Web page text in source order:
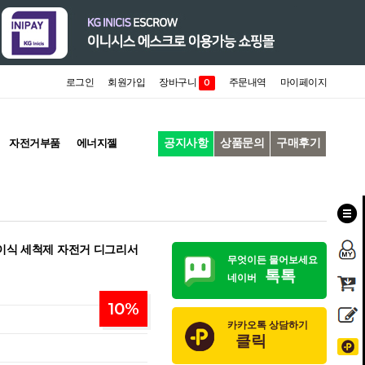
로그인 회원가입 장바구니 0 주문내역 마이페이지
자전거부품 에너지젤 공지사항 상품문의 구매후기
식 세척제 자전거 디그리서
10%
무엇이든 물어보세요
네이버
톡톡
카카오톡 상담하기
클릭